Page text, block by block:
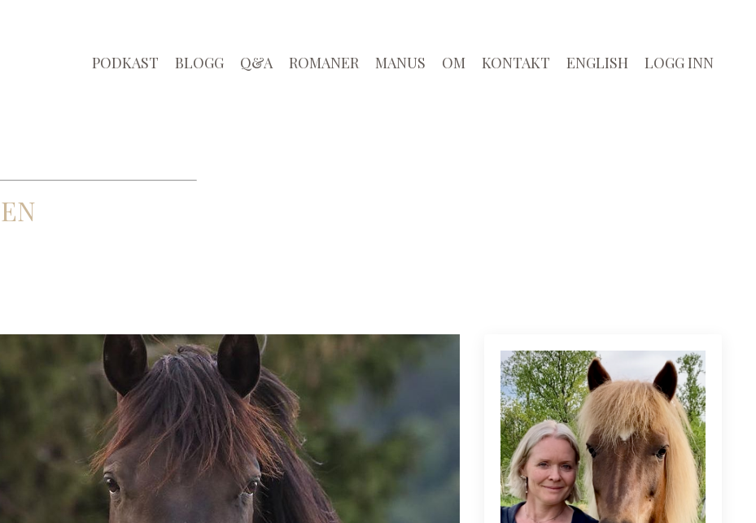
PODKAST BLOGG Q&A ROMANER MANUS OM KONTAKT ENGLISH LOGG INN